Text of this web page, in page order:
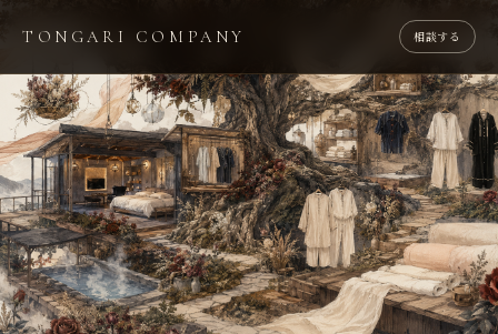
TONGARI COMPANY 相談する